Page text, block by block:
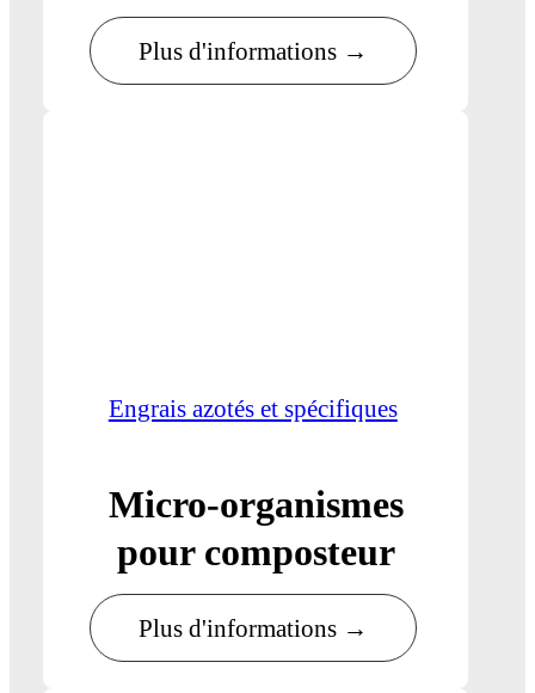
Plus d'informations →
Engrais azotés et spécifiques
Micro-organismes
pour composteur
Plus d'informations →